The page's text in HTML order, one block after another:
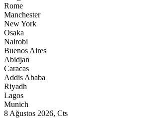
Rome
Manchester
New York
Osaka
Nairobi
Buenos Aires
Abidjan
Caracas
Addis Ababa
Riyadh
Lagos
Munich
8 Ağustos 2026, Cts